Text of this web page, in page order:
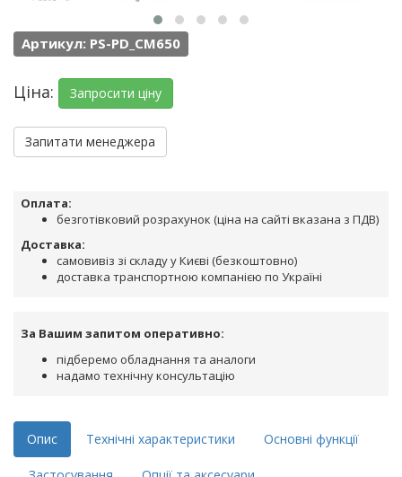
Артикул: PS-PD_CM650
Ціна: Запросити ціну
Запитати менеджера
Оплата:
безготівковий розрахунок (ціна на сайті вказана з ПДВ)
Доставка:
самовивіз зі складу у Києві (безкоштовно)
доставка транспортною компанією по Україні
За Вашим запитом оперативно:
підберемо обладнання та аналоги
надамо технічну консультацію
Опис Технічні характеристики Основні функції